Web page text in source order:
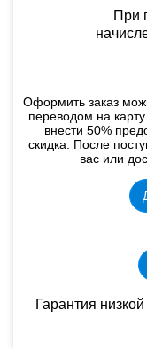
При
Оформить заказ
переводом на
внести 50%
скидка. После
вас или
Гарантия